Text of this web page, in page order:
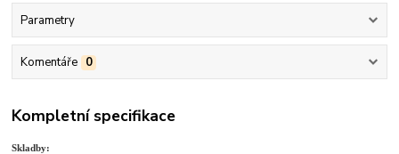
Parametry
Komentáře 0
Kompletní specifikace
Skladby: